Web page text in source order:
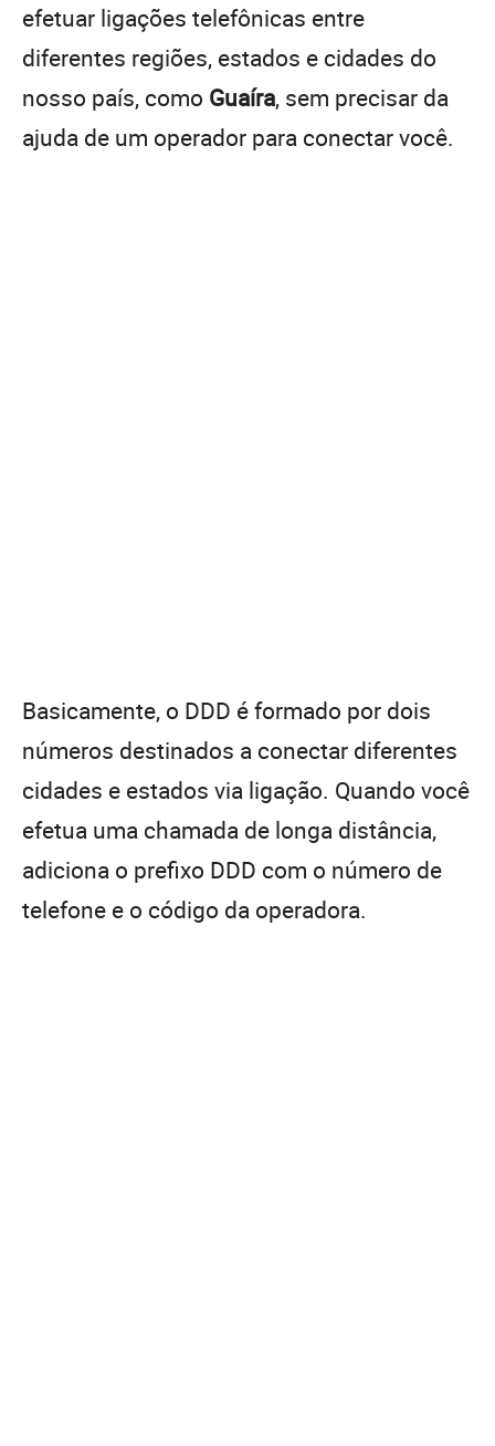
efetuar ligações telefônicas entre
diferentes regiões, estados e cidades do
nosso país, como Guaíra, sem precisar da
ajuda de um operador para conectar você.
Basicamente, o DDD é formado por dois
números destinados a conectar diferentes
cidades e estados via ligação. Quando você
efetua uma chamada de longa distância,
adiciona o prefixo DDD com o número de
telefone e o código da operadora.